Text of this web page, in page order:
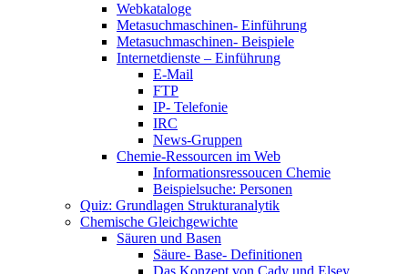
Webkataloge
Metasuchmaschinen- Einführung
Metasuchmaschinen- Beispiele
Internetdienste – Einführung
E-Mail
FTP
IP- Telefonie
IRC
News-Gruppen
Chemie-Ressourcen im Web
Informationsressoucen Chemie
Beispielsuche: Personen
Quiz: Grundlagen Strukturanalytik
Chemische Gleichgewichte
Säuren und Basen
Säure- Base- Definitionen
Das Konzept von Cady und Elsey